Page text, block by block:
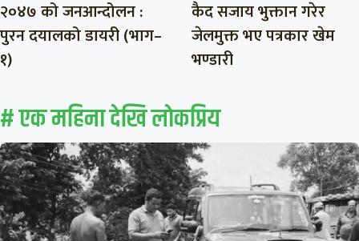
२०४७ को जनआन्दोलन :
पुरन दयालको डायरी (भाग–
१)
कैद सजाय भुक्तान गरेर
जेलमुक्त भए पत्रकार खेम
भण्डारी
# एक महिना देखि लाेकप्रिय